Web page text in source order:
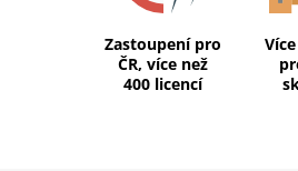
Zastoupení pro
ČR, více než
400 licencí